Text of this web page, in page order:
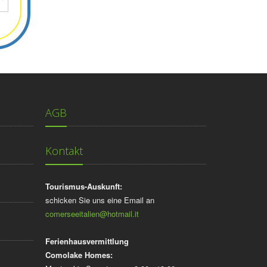
AGB
Kontakt
Tourismus-Auskunft:
schicken Sie uns eine Email an
comerseeitalien@hotmail.it
Ferienhausvermittlung
Comolake Homes: